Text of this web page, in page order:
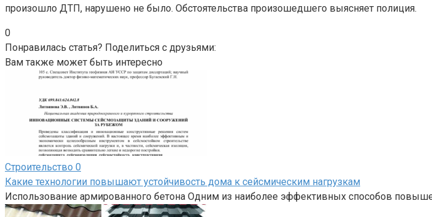
произошло ДТП, нарушено не было. Обстоятельства произошедшего выясняет полиция.
0
Понравилась статья? Поделиться с друзьями:
Вам также может быть интересно
Строительство 0
Какие технологии повышают устойчивость дома к сейсмическим нагрузкам
Использование армированного бетона Одним из наиболее эффективных способов